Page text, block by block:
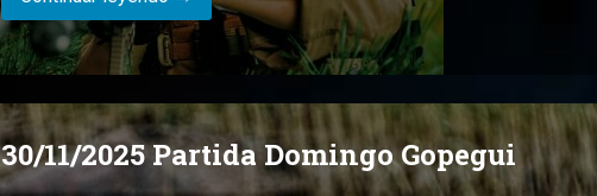
30/11/2025 Partida Domingo Gopegui